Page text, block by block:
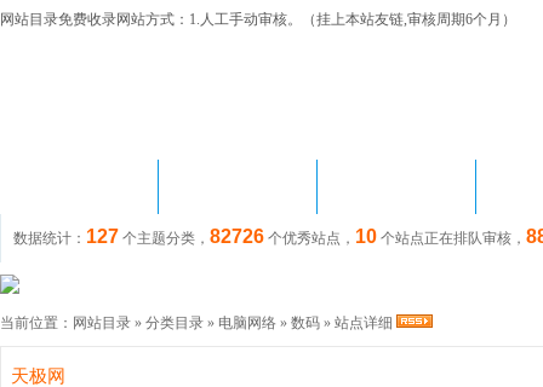
网站目录免费收录网站方式：1.人工手动审核。（挂上本站友链,审核周期6个月）
数据统计： 127 个主题分类， 82726 个优秀站点， 10 个站点正在排队审核，
当前位置： 网站目录 » 分类目录 » 电脑网络 » 数码 » 站点详细
天极网